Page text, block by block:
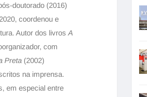
doutorado (2016)
coordenou e
Autor dos livros A
com
Preta (2002)
na imprensa.
em especial entre